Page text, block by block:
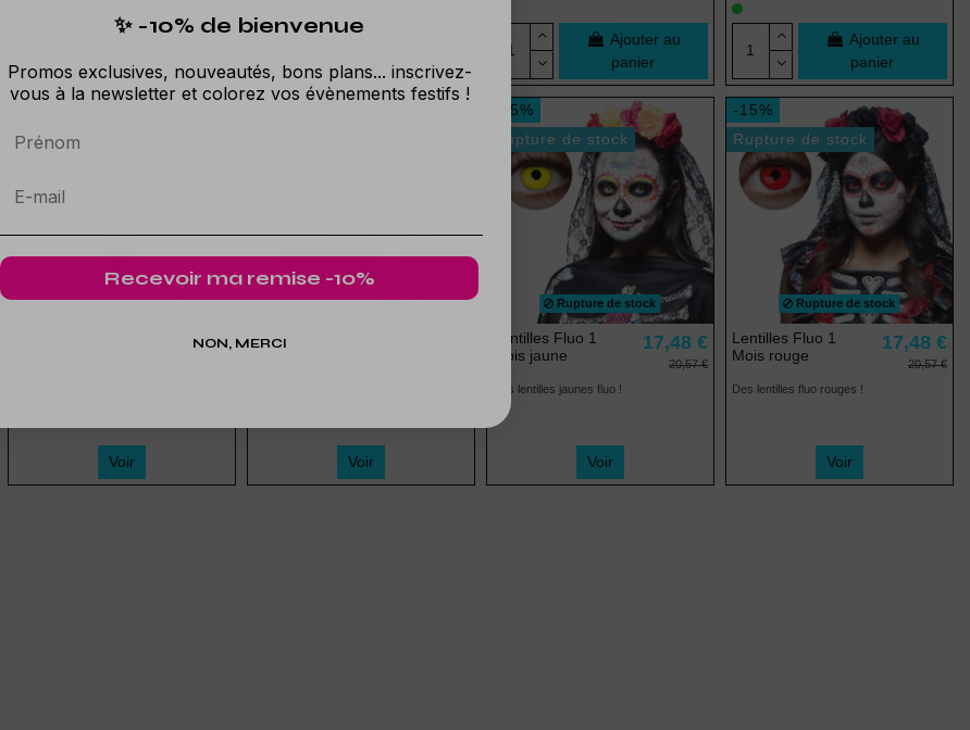
Ajouter au
panier
panier
Ajouter au
panier
Ajouter au
panier
Rupture de stock
Voir
Rupture de stock
Lentilles Fluo 1
Voir
-15%
Rupture de stock
Rupture de stock
Lentilles Fluo 1
Mois jaune
17,48 €
20,57 €
Des lentilles jaunes fluo !
Voir
-15%
Rupture de stock
Rupture de stock
Lentilles Fluo 1
Mois rouge
17,48 €
20,57 €
Des lentilles fluo rouges !
Voir
✨ -10% de bienvenue
Promos exclusives, nouveautés, bons plans... inscrivez-
vous à la newsletter et colorez vos évènements festifs !
Prénom
Recevoir ma remise -10%
NON, MERCI